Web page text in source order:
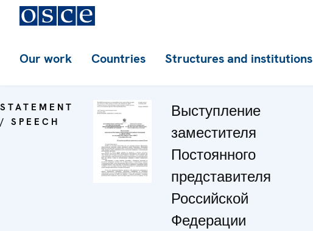
Our work Countries Structures and institutions
STATEMENT
/ SPEECH
Выступление
заместителя
Постоянного
представителя
Российской
Федерации